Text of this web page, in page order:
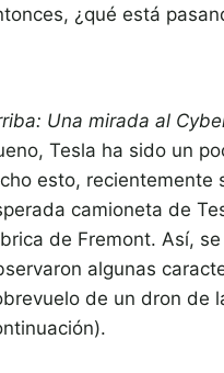
¿qué está
Una mirada al
Tesla ha sido un
esto, recientemente
camioneta de
de Fremont. Así,
algunas
de un dron de